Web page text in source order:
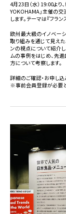
4月23日（水）19:00よ
YOKOHAMA」主催の交
します。テーマは『フラ
欧州最大級のイノベー
取り組みを通じて見え
ンの視点について紹介し
ムの事例をはじめ、先
方について考察します。
詳細のご確認・お申し込
※事前会員登録が必要